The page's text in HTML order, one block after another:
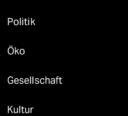
Politik
Öko
Gesellschaft
Kultur